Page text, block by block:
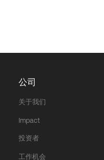
公司
关于我们
Impact
投资者
工作机会